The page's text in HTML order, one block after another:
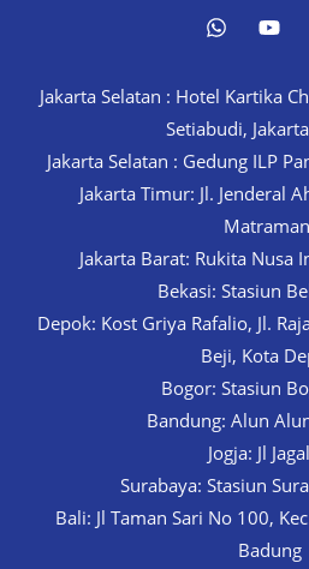
Jakarta Selatan : Hotel Kartika
Setiabudi,
Jakarta Selatan : Gedung ILP
Jakarta Timur: Jl. Jenderal
Jakarta Barat: Rukita Nusa
Bekasi: Stasiun
Depok: Kost Griya Rafalio, Jl.
Beji, Kota
Bogor: Stasiun
Bandung: Alun
Jogja: Jl
Surabaya: Stasiun
Bali: Jl Taman Sari No 100,
Badung